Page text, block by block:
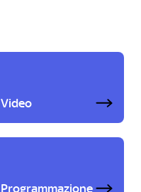
Video
Programmazione